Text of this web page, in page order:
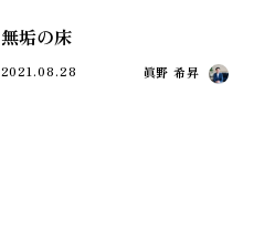
無垢の床
2021.08.28 眞野 希昇